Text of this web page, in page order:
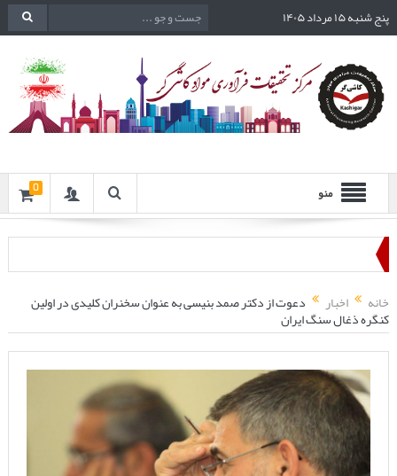
پنج شنبه ۱۵ مرداد ۱۴۰۵
منو 0
خانه اخبار دعوت از دکتر صمد بنیسی به عنوان سخنران کلیدی در اولین
کنگره ذغال سنگ ایران